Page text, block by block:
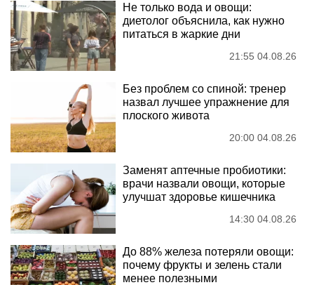
Не только вода и овощи:
диетолог объяснила, как нужно
питаться в жаркие дни
21:55 04.08.26
Без проблем со спиной: тренер
назвал лучшее упражнение для
плоского живота
20:00 04.08.26
Заменят аптечные пробиотики:
врачи назвали овощи, которые
улучшат здоровье кишечника
14:30 04.08.26
До 88% железа потеряли овощи:
почему фрукты и зелень стали
менее полезными